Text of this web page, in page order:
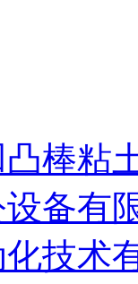
棒粘
备有
化技术